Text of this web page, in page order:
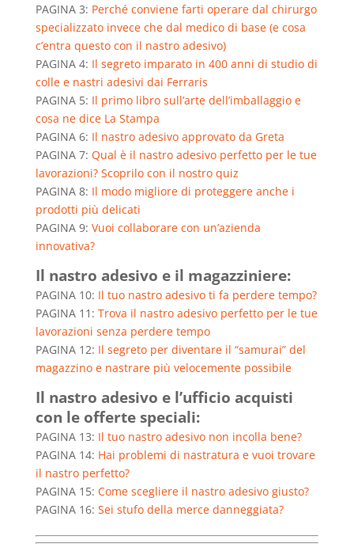
PAGINA 3: Perché conviene farti operare dal chirurgo
specializzato invece che dal medico di base (e cosa
c’entra questo con il nastro adesivo)
PAGINA 4: Il segreto imparato in 400 anni di studio di
colle e nastri adesivi dai Ferraris
PAGINA 5: Il primo libro sull’arte dell’imballaggio e
cosa ne dice La Stampa
PAGINA 6: Il nastro adesivo approvato da Greta
PAGINA 7: Qual è il nastro adesivo perfetto per le tue
lavorazioni? Scoprilo con il nostro quiz
PAGINA 8: Il modo migliore di proteggere anche i
prodotti più delicati
PAGINA 9: Vuoi collaborare con un’azienda
innovativa?
Il nastro adesivo e il magazziniere:
PAGINA 10: Il tuo nastro adesivo ti fa perdere tempo?
PAGINA 11: Trova il nastro adesivo perfetto per le tue
lavorazioni senza perdere tempo
PAGINA 12: Il segreto per diventare il “samurai” del
magazzino e nastrare più velocemente possibile
Il nastro adesivo e l’ufficio acquisti
con le offerte speciali:
PAGINA 13: Il tuo nastro adesivo non incolla bene?
PAGINA 14: Hai problemi di nastratura e vuoi trovare
il nastro perfetto?
PAGINA 15: Come scegliere il nastro adesivo giusto?
PAGINA 16: Sei stufo della merce danneggiata?